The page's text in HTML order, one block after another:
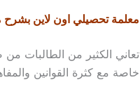
معلمة تحصيلي اون لاين
تعاني الكثير من الطالبات من
خاصة مع كثرة القوانين